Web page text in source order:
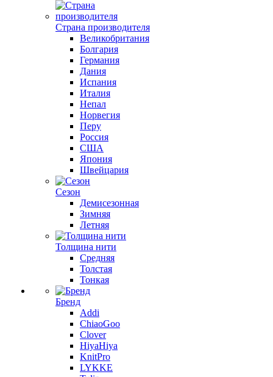
Страна производителя
Великобритания
Болгария
Германия
Дания
Испания
Италия
Непал
Норвегия
Перу
Россия
США
Япония
Швейцария
Сезон
Демисезонная
Зимняя
Летняя
Толщина нити
Средняя
Толстая
Тонкая
Бренд
Addi
ChiaoGoo
Clover
HiyaHiya
KnitPro
LYKKE